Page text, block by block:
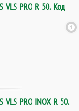
VLS PRO R 50. Код
VLS PRO INOX R 50.